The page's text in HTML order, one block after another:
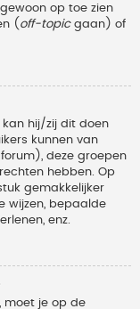
op toe zien
( off-topicgaan) of
kan hij/zij dit doen
kunnen van
deze groepen
hebben. Op
gemakkelijker
wijzen, bepaalde
enz.
moet je op de